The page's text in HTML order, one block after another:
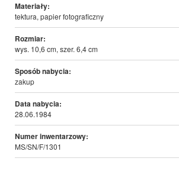
Materiały:
tektura, papier fotograficzny
Rozmiar:
wys. 10,6 cm, szer. 6,4 cm
Sposób nabycia:
zakup
Data nabycia:
28.06.1984
Numer inwentarzowy:
MS/SN/F/1301